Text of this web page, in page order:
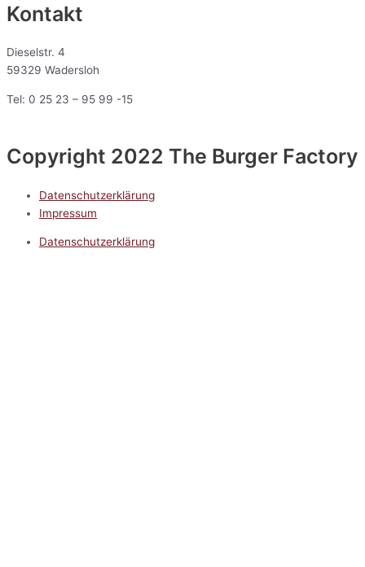
Kontakt
Dieselstr. 4
59329 Wadersloh
Tel: 0 25 23 – 95 99 -15
Copyright 2022 The Burger Factory
Datenschutzerklärung
Impressum
Datenschutzerklärung